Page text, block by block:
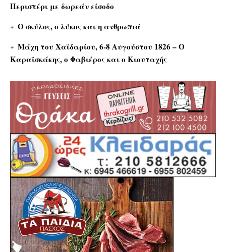
Περιστέρι με δωρεάν είσοδο
Ο σκύλος, ο λύκος και η ανθρωπιά
Μάχη του Χαϊδαρίου, 6-8 Αυγούστου 1826 – Ο
Καραϊσκάκης, ο Φαβιέρος και ο Κιουταχής